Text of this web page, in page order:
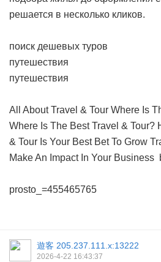
решается в несколько кликов.
поиск дешевых туров
путешествия
путешествия
All About Travel & Tour Where Is
Where Is The Best Travel & Tour?
& Tour Is Your Best Bet To Grow
Make An Impact In Your Business
prosto_=455465765
遊客 205.237.111.x:13222
2026-4-22 16:43:37